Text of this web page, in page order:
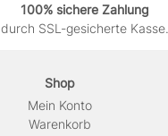
100% sichere Zahlung
durch SSL-gesicherte Kasse.
Shop
Mein Konto
Warenkorb